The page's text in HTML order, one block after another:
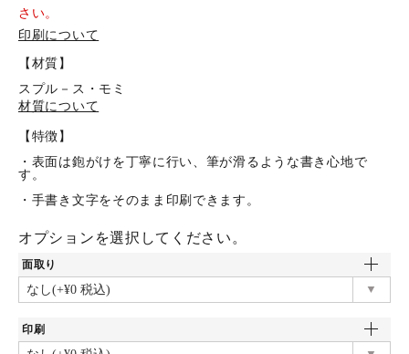
さい。
印刷について
【材質】
スプル－ス・モミ
材質について
【特徴】
・表面は鉋がけを丁寧に行い、筆が滑るような書き心地で
す。
・手書き文字をそのまま印刷できます。
オプションを選択してください。
面取り
印刷